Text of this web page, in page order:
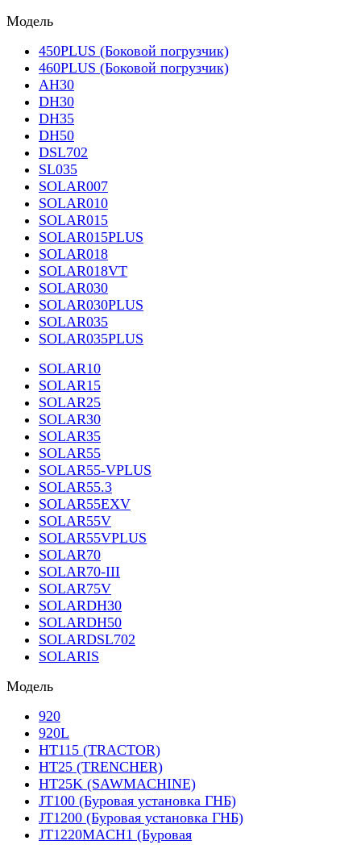
Модель
450PLUS (Боковой погрузчик)
460PLUS (Боковой погрузчик)
AH30
DH30
DH35
DH50
DSL702
SL035
SOLAR007
SOLAR010
SOLAR015
SOLAR015PLUS
SOLAR018
SOLAR018VT
SOLAR030
SOLAR030PLUS
SOLAR035
SOLAR035PLUS
SOLAR10
SOLAR15
SOLAR25
SOLAR30
SOLAR35
SOLAR55
SOLAR55-VPLUS
SOLAR55.3
SOLAR55EXV
SOLAR55V
SOLAR55VPLUS
SOLAR70
SOLAR70-III
SOLAR75V
SOLARDH30
SOLARDH50
SOLARDSL702
SOLARIS
Модель
920
920L
HT115 (TRACTOR)
HT25 (TRENCHER)
HT25K (SAWMACHINE)
JT100 (Буровая установка ГНБ)
JT1200 (Буровая установка ГНБ)
JT1220MACH1 (Буровая